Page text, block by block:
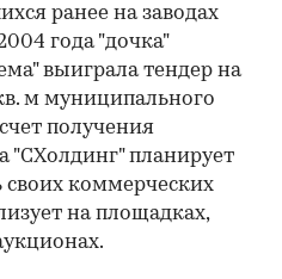
ранее на заводах
года "дочка"
выиграла тендер на
м муниципального
получения
"СХолдинг" планирует
своих коммерческих
на площадках,